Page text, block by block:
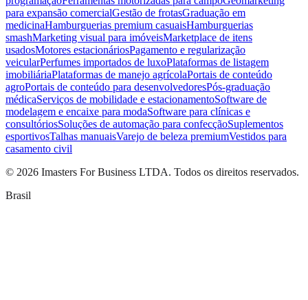
para expansão comercialGestão de frotasGraduação em
medicinaHamburguerias premium casuaisHamburguerias
smashMarketing visual para imóveisMarketplace de itens
usadosMotores estacionáriosPagamento e regularização
veicularPerfumes importados de luxoPlataformas de listagem
imobiliáriaPlataformas de manejo agrícolaPortais de conteúdo
agroPortais de conteúdo para desenvolvedoresPós-graduação
médicaServiços de mobilidade e estacionamentoSoftware de
modelagem e encaixe para modaSoftware para clínicas e
consultóriosSoluções de automação para confecçãoSuplementos
esportivosTalhas manuaisVarejo de beleza premiumVestidos para
casamento civil
© 2026 Imasters For Business LTDA. Todos os direitos reservados.
Brasil